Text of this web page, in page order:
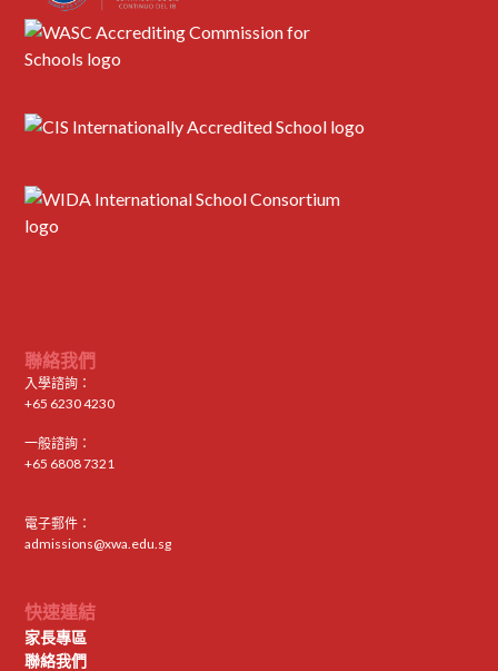
聯絡我們
入學諮詢：
+65 6230 4230
一般諮詢：
+65 6808 7321
電子郵件：
admissions@xwa.edu.sg
快速連結
家長專區
聯絡我們